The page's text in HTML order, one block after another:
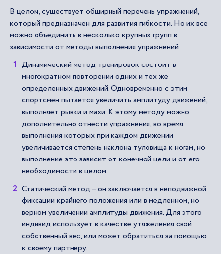
В целом, существует обширный перечень упражнений,
который предназначен для развития гибкости. Но их все
можно объединить в несколько крупных групп в
зависимости от методы выполнения упражнений:
Динамический метод тренировок состоит в
многократном повторении одних и тех же
определенных движений. Одновременно с этим
спортсмен пытается увеличить амплитуду движений,
выполняет рывки и махи. К этому методу можно
дополнительно отнести упражнения, во время
выполнения которых при каждом движении
увеличивается степень наклона туловища к ногам, но
выполнение это зависит от конечной цели и от его
необходимости в целом.
Статический метод – он заключается в неподвижной
фиксации крайнего положения или в медленном, но
верном увеличении амплитуды движения. Для этого
индивид использует в качестве утяжеления свой
собственный вес, или может обратиться за помощью
к своему партнеру.